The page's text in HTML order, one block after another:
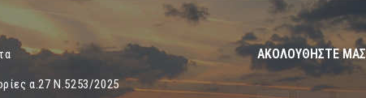
α.27 Ν.5253/2025
ΑΚΟΛΟΥΘΗΣΤΕ ΜΑΣ